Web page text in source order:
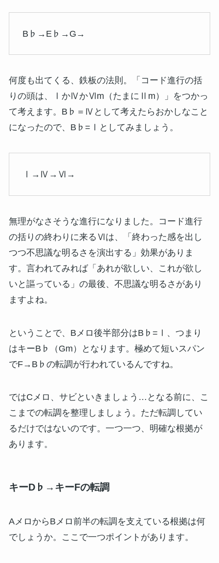
B♭→E♭→G→
何度も出てくる、鉄板の法則。「コード進行の括
りの頭は、ⅠかⅣかⅥm（たまにⅡm）」をつかっ
て考えます。B♭＝Ⅳとして考えたらおかしなこと
になったので、B♭=Ⅰとしてみましょう。
Ⅰ→Ⅳ→Ⅵ→
無理がなさそうな進行になりました。コード進行
の括りの終わりに来るⅥは、「終わった感を出し
つつ不思議な明るさを演出する」効果がありま
す。言われてみれば「あれが欲しい、これが欲し
いと謳っている」の最後、不思議な明るさがあり
ますよね。
ということで、Bメロ後半部分はB♭=Ⅰ、つまり
はキーB♭（Gm）となります。極めて短いスパン
でF→B♭の転調が行われているんですね。
ではCメロ、サビといきましょう…となる前に、こ
こまでの転調を整理しましょう。ただ転調してい
るだけではないのです。一つ一つ、明確な根拠が
あります。
キーD♭→キーFの転調
AメロからBメロ前半の転調を支えている根拠は何
でしょうか。ここで一つポイントがあります。